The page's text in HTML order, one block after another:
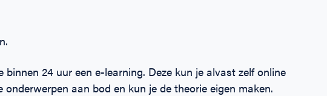
24 uur een e-learning. Deze kun je alvast zelf online
onderwerpen aan bod en kun je de theorie eigen maken.